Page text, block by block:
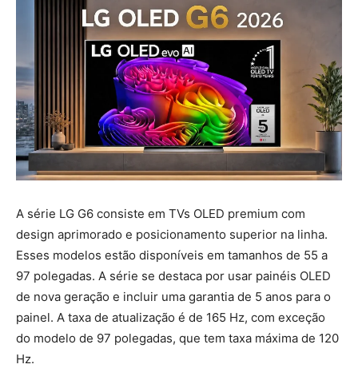
A série LG G6 consiste em TVs OLED premium com
design aprimorado e posicionamento superior na linha.
Esses modelos estão disponíveis em tamanhos de 55 a
97 polegadas. A série se destaca por usar painéis OLED
de nova geração e incluir uma garantia de 5 anos para o
painel. A taxa de atualização é de 165 Hz, com exceção
do modelo de 97 polegadas, que tem taxa máxima de 120
Hz.